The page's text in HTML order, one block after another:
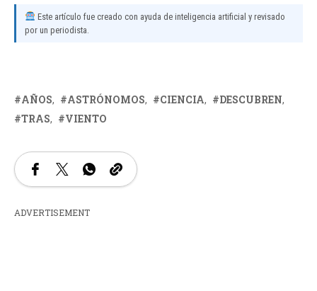
Este artículo fue creado con ayuda de inteligencia artificial y revisado
por un periodista.
AÑOS ASTRÓNOMOS CIENCIA
DESCUBREN
TRAS
VIENTO
ADVERTISEMENT